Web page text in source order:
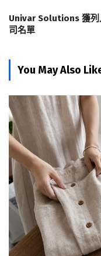
Univar Solutions 獲列
司名單
You May Also